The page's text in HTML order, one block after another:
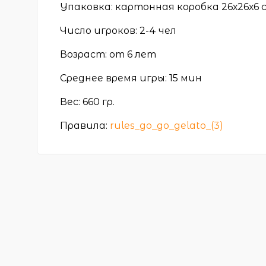
Упаковка: картонная коробка 26х26х6
Число игроков: 2-4 чел
Возраст: от 6 лет
Среднее время игры: 15 мин
Вес: 660 гр.
Правила: rules_go_go_gelato_(3)